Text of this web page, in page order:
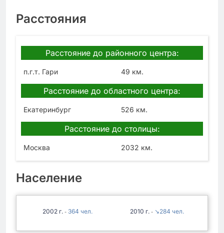
Расстояния
Расстояние до районного центра:
п.г.т. Гари 49 км.
Расстояние до областного центра:
Екатеринбург 526 км.
Расстояние до столицы:
Москва 2032 км.
Население
2002 - 364 2010 - ↘284